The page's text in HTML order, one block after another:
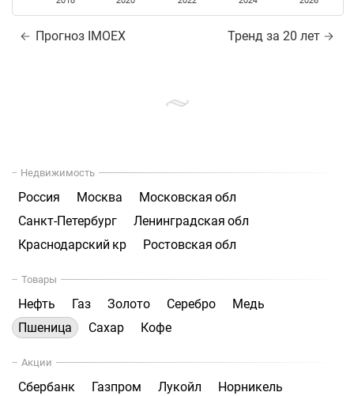
Прогноз IMOEX Тренд за 20 лет
Недвижимость
Россия Москва
Московская обл
Санкт-Петербург
Ленинградская обл
Краснодарский кр
Ростовская обл
Товары
Нефть Газ Золото Серебро
Медь
Пшеница
Сахар Кофе
Акции
Сбербанк Газпром Лукойл
Норникель